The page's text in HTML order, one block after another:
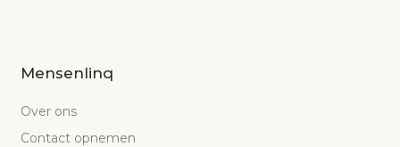
Mensenlinq
Over ons
Contact opnemen